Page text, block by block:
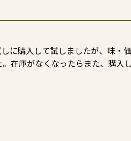
に購入して試しましたが、味・
在庫がなくなったらまた、購入し